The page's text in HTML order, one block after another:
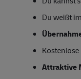
Du weißt
Attraktive